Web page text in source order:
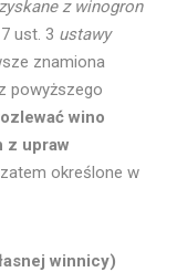
z winogron
ust. 3 ustawy
znamiona
powyższego
wino
z upraw
określone w
winnicy)